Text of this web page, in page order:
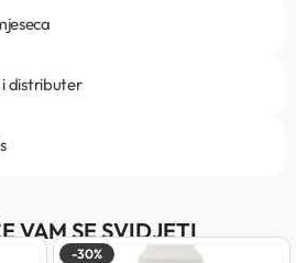
i distributer
VAM SE SVIDJETI
-30%